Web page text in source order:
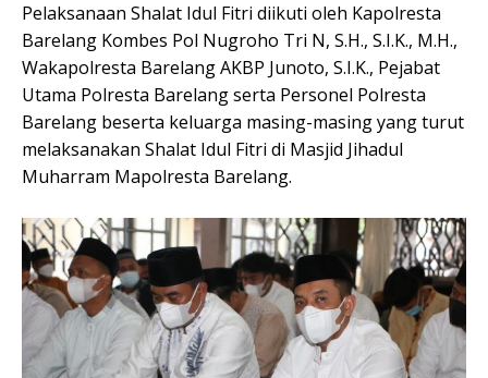
Pelaksanaan Shalat Idul Fitri diikuti oleh Kapolresta
Barelang Kombes Pol Nugroho Tri N, S.H., S.I.K., M.H.,
Wakapolresta Barelang AKBP Junoto, S.I.K., Pejabat
Utama Polresta Barelang serta Personel Polresta
Barelang beserta keluarga masing-masing yang turut
melaksanakan Shalat Idul Fitri di Masjid Jihadul
Muharram Mapolresta Barelang.